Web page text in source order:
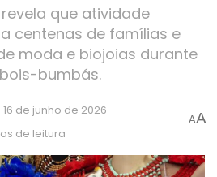
revela que atividade
centenas de famílias e
moda e biojoias durante
bumbás.
16 de junho de 2026
de leitura
AA